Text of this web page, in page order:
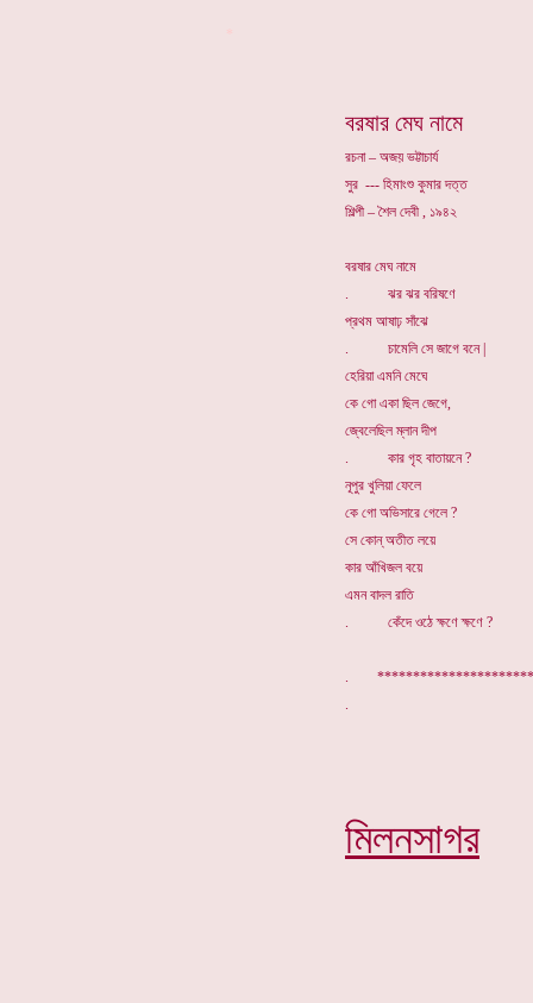
বরষার মেঘ নামে
রচনা – অজয় ভট্টাচার্য
সুর --- হিমাংশু কুমার দত্ত
শিল্পী – শৈল দেবী , ১৯৪২
বরষার মেঘ নামে
. ঝর ঝর বরিষণে
প্রথম আষাঢ় সাঁঝে
. চামেলি সে জাগে বনে |
হেরিয়া এমনি মেঘে
কে গো একা ছিল জেগে,
জ্বেলেছিল ম্লান দীপ
. কার গৃহ বাতায়নে ?
নূপুর খুলিয়া ফেলে
কে গো অভিসারে গেলে ?
সে কোন্ অতীত লয়ে
কার আঁখিজল বয়ে
এমন বাদল রাতি
. কেঁদে ওঠে ক্ষণে ক্ষণে ?
.
মিলনসাগর